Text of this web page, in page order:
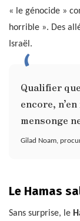
« le génocide »
horrible ». Des
Israël.
Qualifier
encore,
mensonge
Gilad Noam,
Le Hamas
Sans surprise, le